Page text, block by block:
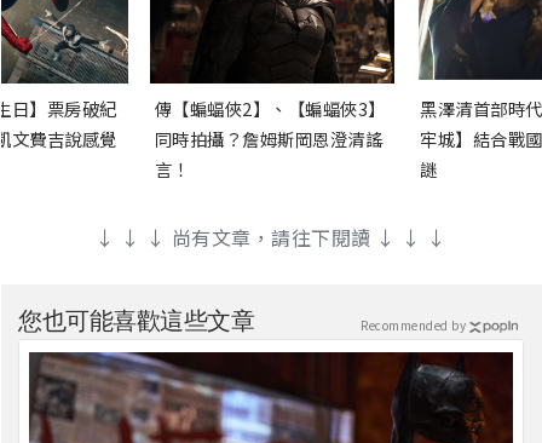
日】票房破紀
文費吉說感覺
傳【蝙蝠俠2】、【蝙蝠俠3】
同時拍攝？詹姆斯岡恩澄清謠
言！
黑澤清首部時
牢城】結合戰
謎
↓ ↓ ↓ 尚有文章，請往下閱讀 ↓ ↓ ↓
您也可能喜歡這些文章 Recommended by